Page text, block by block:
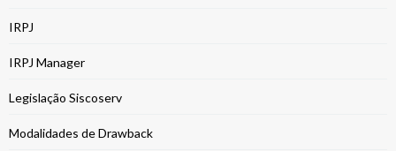
IRPJ
IRPJ Manager
Legislação Siscoserv
Modalidades de Drawback